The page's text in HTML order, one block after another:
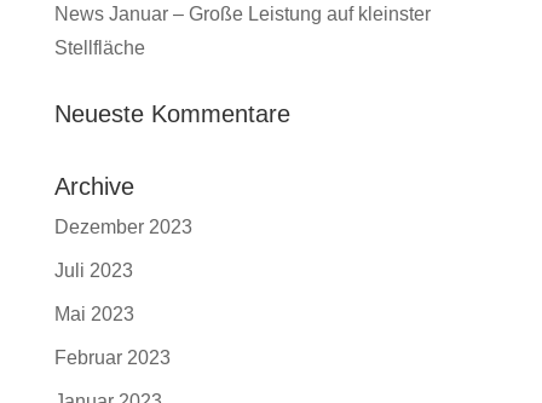
News Januar – Große Leistung auf kleinster
Stellfläche
Neueste Kommentare
Archive
Dezember 2023
Juli 2023
Mai 2023
Februar 2023